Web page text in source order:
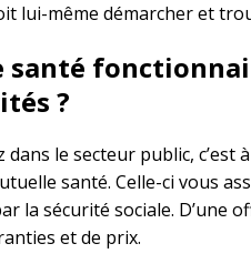
lui-même démarcher et
santé
?
dans le secteur public,
santé. Celle-ci vous
la sécurité sociale. D’une
et de prix.